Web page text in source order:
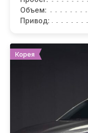
Объем:
Привод:
Корея